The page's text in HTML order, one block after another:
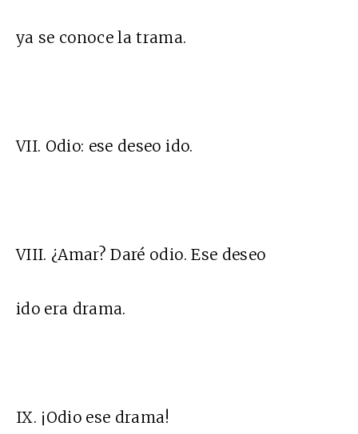
ya se conoce la trama.
VII. Odio: ese deseo ido.
VIII. ¿Amar? Daré odio. Ese deseo
ido era drama.
IX. ¡Odio ese drama!